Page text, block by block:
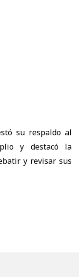
su respaldo al
y destacó la
y revisar sus